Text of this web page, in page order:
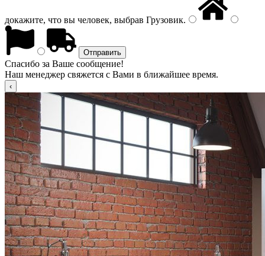
докажите, что вы человек, выбрав Грузовик.
Спасибо за Ваше сообщение!
Наш менеджер свяжется с Вами в ближайшее время.